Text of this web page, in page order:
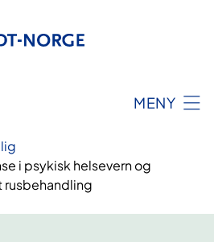
MENY
i psykisk helsevern og